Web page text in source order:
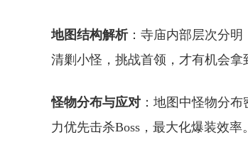
地图结构解析：寺庙内部层次分明
清剿小怪，挑战首领，才有机会拿
怪物分布与应对 ：地图中怪物分
力优先击杀Boss，最大化爆装效率。